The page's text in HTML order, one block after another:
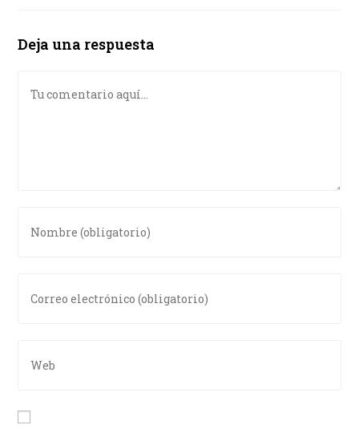
Deja una respuesta